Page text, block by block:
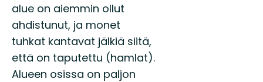
alue on aiemmin ollut
ahdistunut, ja monet
tuhkat kantavat jälkiä siitä,
että on taputettu (hamlat).
Alueen osissa on paljon